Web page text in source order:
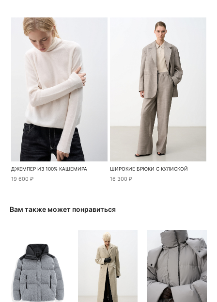
ДЖЕМПЕР ИЗ 100% КАШЕМИРА
19 600 ₽
ШИРОКИЕ БРЮКИ С КУЛИСКОЙ
16 300 ₽
Вам также может понравиться